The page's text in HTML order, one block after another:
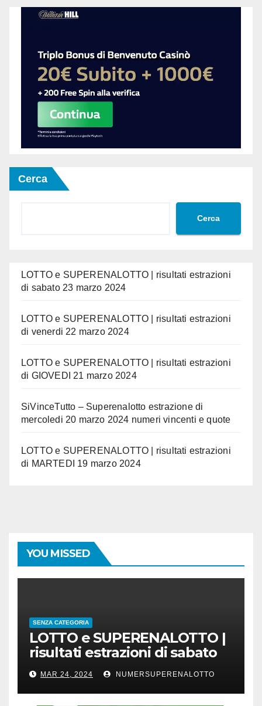
Cerca
Cerca
LOTTO e SUPERENALOTTO | risultati estrazioni
di sabato 23 marzo 2024
LOTTO e SUPERENALOTTO | risultati estrazioni
di venerdi 22 marzo 2024
LOTTO e SUPERENALOTTO | risultati estrazioni
di GIOVEDI 21 marzo 2024
SiVinceTutto – Superenalotto estrazione di
mercoledi 20 marzo 2024 numeri vincenti e quote
LOTTO e SUPERENALOTTO | risultati estrazioni
di MARTEDI 19 marzo 2024
YOU MISSED
SENZA CATEGORIA
LOTTO e SUPERENALOTTO |
risultati estrazioni di sabato
23 marzo 2024
MAR 24, 2024 NUMERSUPERENALOTTO